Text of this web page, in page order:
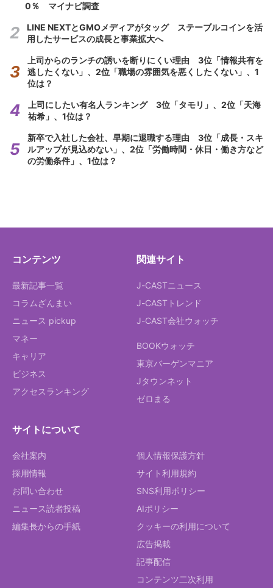
0％ マイナビ調査
LINE NEXTとGMOメディアがタッグ ステーブルコインを活
用したサービスの成長と事業拡大へ
上司からのランチの誘いを断りにくい理由 3位「情報共有を
逃したくない」、2位「職場の雰囲気を悪くしたくない」、1
位は？
上司にしたい有名人ランキング 3位「タモリ」、2位「天海
祐希」、1位は？
新卒で入社した会社、早期に退職する理由 3位「成長・スキ
ルアップが見込めない」、2位「労働時間・休日・働き方など
の労働条件」、1位は？
コンテンツ
最新記事一覧
コラムざんまい
ニュース pickup
マネー
キャリア
ビジネス
アクセスランキング
関連サイト
J-CASTニュース
J-CASTトレンド
J-CAST会社ウォッチ
BOOKウォッチ
東京バーゲンマニア
Jタウンネット
ゼロまる
サイトについて
会社案内
採用情報
お問い合わせ
ニュース読者投稿
編集長からの手紙
個人情報保護方針
サイト利用規約
SNS利用ポリシー
AIポリシー
クッキーの利用について
広告掲載
記事配信
コンテンツ二次利用